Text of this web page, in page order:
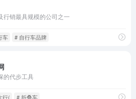
行销最具规模的公司之一
车 # 自行车品牌
的代步工具
行( # 折叠车